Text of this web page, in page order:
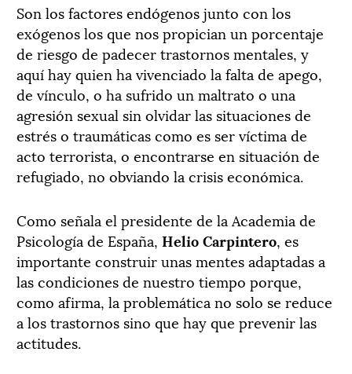
Son los factores endógenos junto con los
exógenos los que nos propician un porcentaje
de riesgo de padecer trastornos mentales, y
aquí hay quien ha vivenciado la falta de apego,
de vínculo, o ha sufrido un maltrato o una
agresión sexual sin olvidar las situaciones de
estrés o traumáticas como es ser víctima de
acto terrorista, o encontrarse en situación de
refugiado, no obviando la crisis económica.
Como señala el presidente de la Academia de
Psicología de España, Helio Carpintero, es
importante construir unas mentes adaptadas a
las condiciones de nuestro tiempo porque,
como afirma, la problemática no solo se reduce
a los trastornos sino que hay que prevenir las
actitudes.